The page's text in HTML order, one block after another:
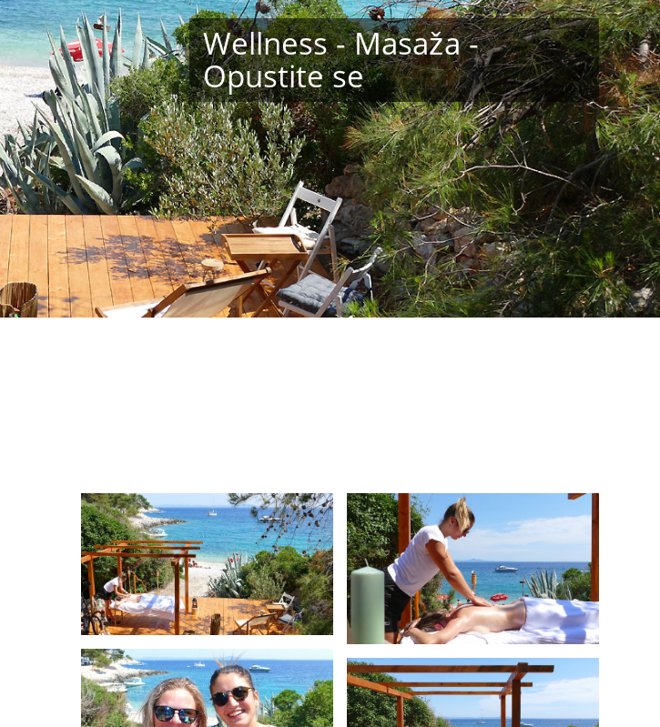
Wellness - Masaža -
Opustite se